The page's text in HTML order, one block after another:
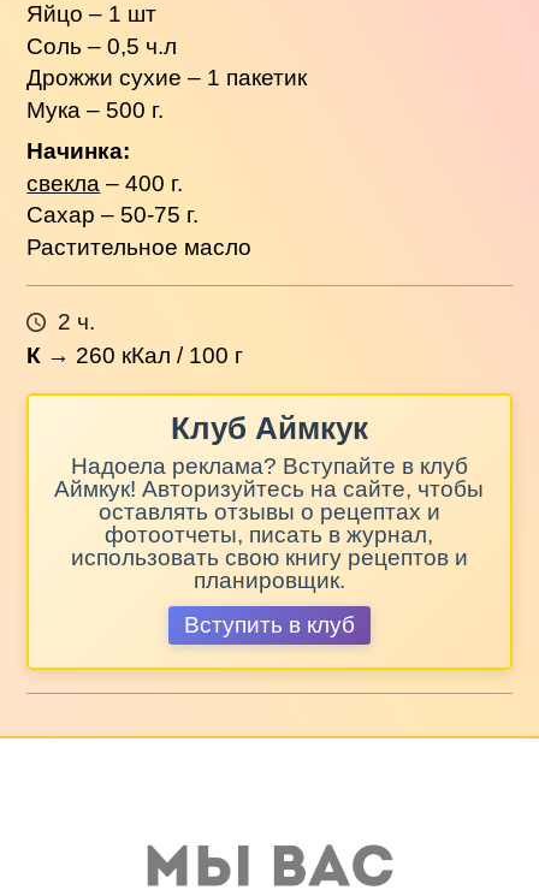
Яйцо – 1 шт
Соль – 0,5 ч.л
Дрожжи сухие – 1 пакетик
Мука – 500 г.
Начинка:
свекла – 400 г.
Сахар – 50-75 г.
Растительное масло
2 ч.
К → 260 кКал / 100 г
Клуб Аймкук
Надоела реклама? Вступайте в клуб
Аймкук! Авторизуйтесь на сайте, чтобы
оставлять отзывы о рецептах и
фотоотчеты, писать в журнал,
использовать свою книгу рецептов и
планировщик.
Вступить в клуб